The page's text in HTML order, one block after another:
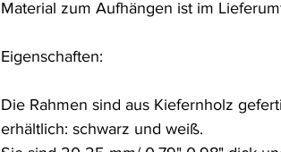
Material zum Aufhängen ist im
Eigenschaften:
Die Rahmen sind aus Kiefernholz
erhältlich: schwarz und weiß.